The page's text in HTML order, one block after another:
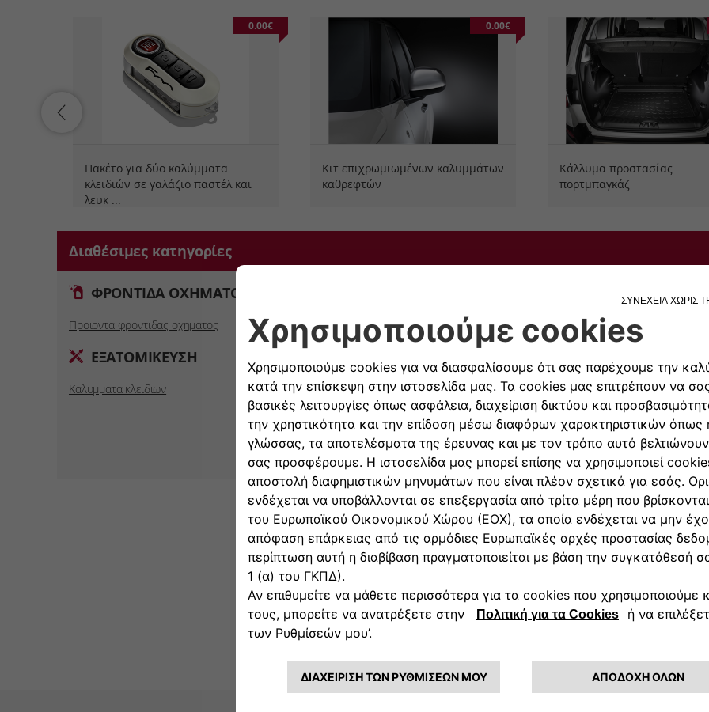
0.00€
Πακέτο για δύο καλύμματα
κλειδιών σε γαλάζιο παστέλ και
λευκ ...
0.00€
Κιτ επιχρωμιωμένων καλυμμάτων
καθρεφτών
Κάλλυμα προστασίας
πορτμπαγκάζ
Διαθέσιμες κατηγορίες
ΦΡΟΝΤΙΔΑ ΟΧΗΜΑΤΟΣ
Προιοντα φροντιδας οχηματος
ΕΞΑΤΟΜΙΚΕΥΣΗ
Καλυμματα κλειδιων
Αξεσουαρ για συστηματα οροφης
Κοτσαδοροι
Φορεις ski
ΑΣΦΑΛΕΙΑ
Επιδιορθωση ελαστικων
MULTIMEDIA
Αξεσουαρ autoradio
SPORT
Sport αξεσουαρ με ευκολη
Αξεσουαρ τροχων
Ακολουθήστε μας